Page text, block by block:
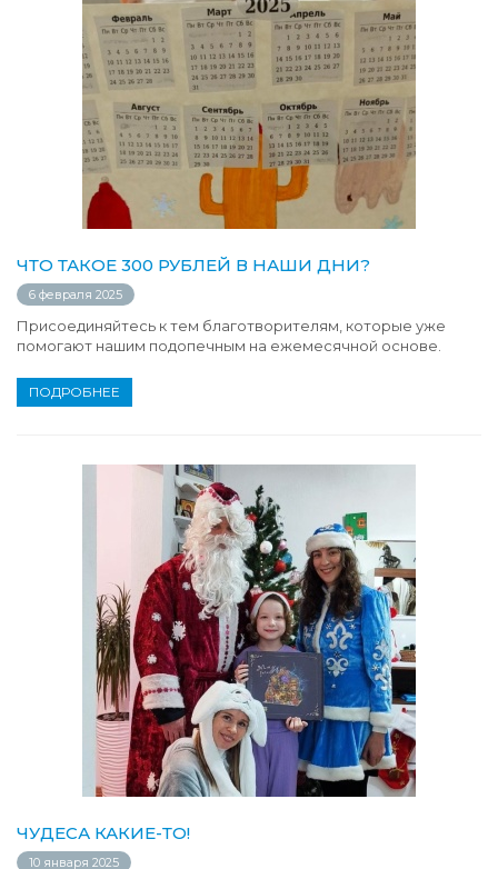
ЧТО ТАКОЕ 300 РУБЛЕЙ В НАШИ ДНИ?
6 февраля 2025
Присоединяйтесь к тем благотворителям, которые уже
помогают нашим подопечным на ежемесячной основе.
ПОДРОБНЕЕ
ЧУДЕСА КАКИЕ-ТО!
10 января 2025